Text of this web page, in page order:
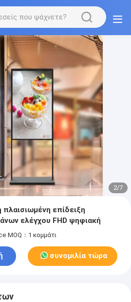
2/7
πλαισιωμένη επίδειξη
ελέγχου FHD ψηφιακή
MOQ：1 κομμάτι
συνομιλία τώρα